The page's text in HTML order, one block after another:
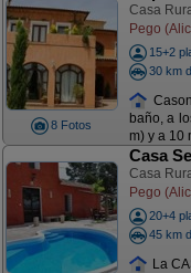
8 Fotos
Casa
Pego
15+2
30 km
baño, a
m) y a 10
Casa
Casa
Pego
20+4
45 km
La